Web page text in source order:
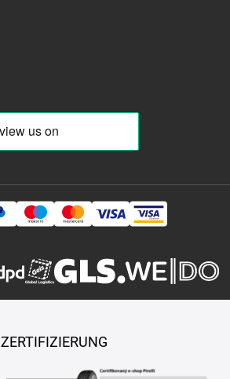
ZERTIFIZIERUNG